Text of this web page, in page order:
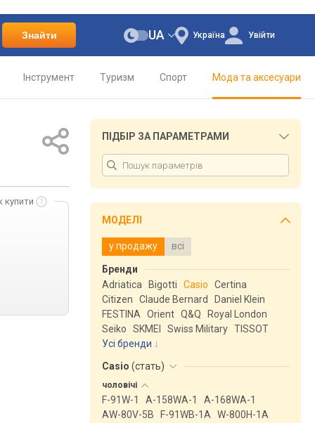
Знайти Україна
UA Увійти
Інструмент Туризм Спорт Мода та аксесуари
купити
ПІДБІР ЗА ПАРАМЕТРАМИ
МОДЕЛІ
у продажу всі
Бренди
Adriatica
Bigotti Casio
Certina
Citizen
Claude Bernard
Daniel Klein
FESTINA
Orient Q&Q
Royal London
Seiko
SKMEI Swiss Military TISSOT
Усі бренди
Casio (стать)
чоловічі
F-91W-1 A-158WA-1
A-168WA-1
AW-80V-5B
F-91WB-1A
W-800H-1A